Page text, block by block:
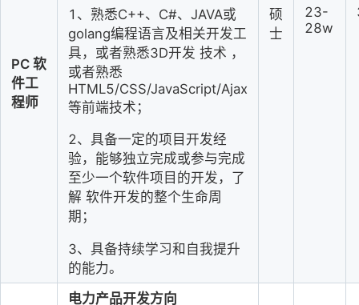
PC 软
件工
程师
1、熟悉C++、C#、JAVA或
golang编程语言及相关开发工
具，或者熟悉3D开发 技术 ，
或者熟悉
HTML5/CSS/JavaScript/Ajax
等前端技术 ；
2、具备一定的项目开发经
验，能够独立完成或参与完成
至少一个软件项目的开发，了
解 软件开发的整个生命周
期 ；
3、具备持续学习和自我提升
的能力。
硕
士
23-
28w
电力产品开发方向